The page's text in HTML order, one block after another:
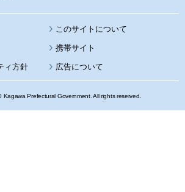
このサイトについて
携帯サイト
ィ方針 広告について
Kagawa Prefectural Government. All rights reserved.